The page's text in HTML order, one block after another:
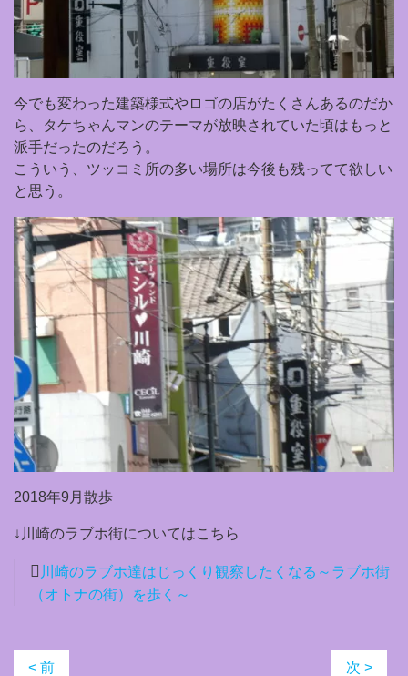
今でも変わった建築様式やロゴの店がたくさんあるのだか
ら、タケちゃんマンのテーマが放映されていた頃はもっと
派手だったのだろう。
こういう、ツッコミ所の多い場所は今後も残ってて欲しい
と思う。
2018年9月散歩
↓川崎のラブホ街についてはこちら
川崎のラブホ達はじっくり観察したくなる～ラブホ街
（オトナの街）を歩く～
< 前 次 >